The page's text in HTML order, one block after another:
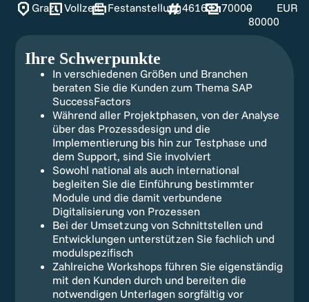
Graz Vollzeit Festanstellung46163 70000
–
80000
EUR
Ihre Schwerpunkte
In verschiedenen Größen und Branchen
beraten Sie die Kunden zum Thema SAP
SuccessFactors
Während aller Projektphasen, von der Analyse
über das Prozessdesign und die
Implementierung bis hin zur Testphase und
dem Support, sind Sie involviert
Sowohl national als auch international
begleiten Sie die Einführung bestimmter
Module und die damit verbundene
Digitalisierung von Prozessen
Bei der Umsetzung von Schnittstellen und
Entwicklungen unterstützen Sie fachlich und
modulspezifisch
Zahlreiche Workshops führen Sie eigenständig
mit den Kunden durch und bereiten die
notwendigen Unterlagen sorgfältig vor